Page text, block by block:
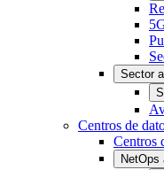
Sector
Centros de
Centros
NetOps